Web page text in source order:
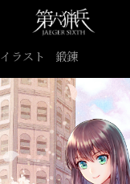
イラスト 鍛錬